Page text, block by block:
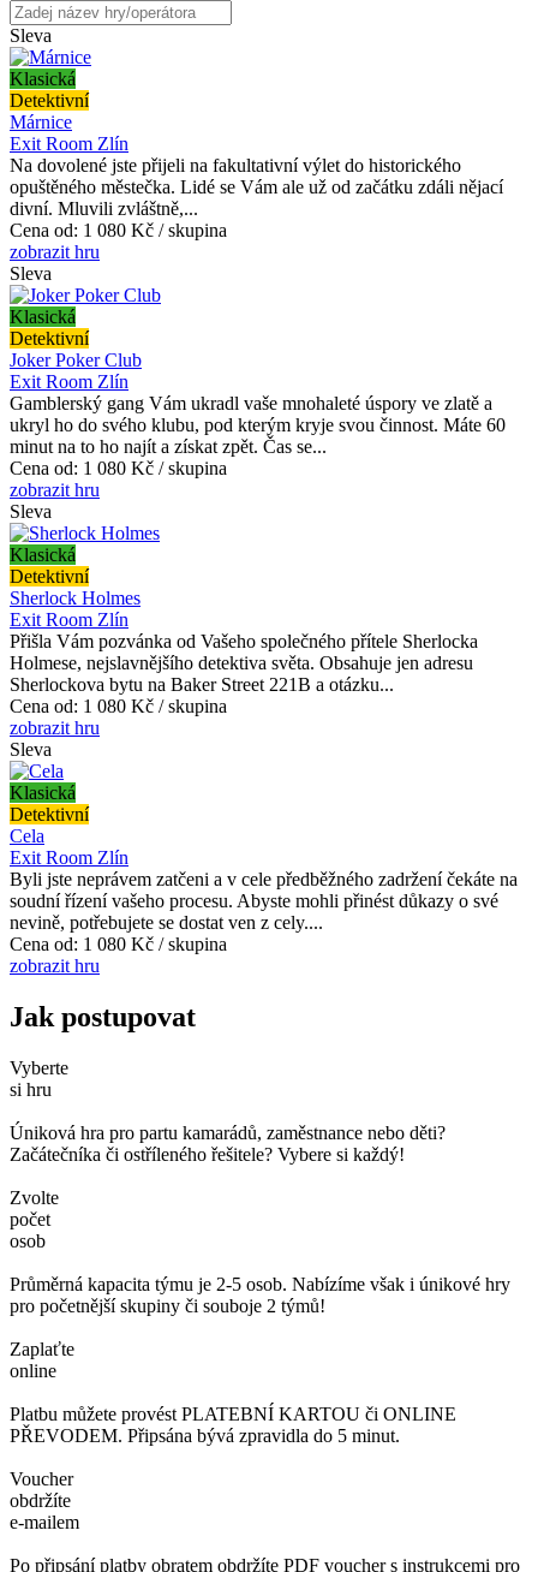
Sleva
Klasická
Detektivní
Márnice
Exit Room Zlín
Na dovolené jste přijeli na fakultativní výlet do historického
opuštěného městečka. Lidé se Vám ale už od začátku zdáli nějací
divní. Mluvili zvláštně,...
Cena od: 1 080 Kč / skupina
zobrazit hru
Sleva
Klasická
Detektivní
Joker Poker Club
Exit Room Zlín
Gamblerský gang Vám ukradl vaše mnohaleté úspory ve zlatě a
ukryl ho do svého klubu, pod kterým kryje svou činnost. Máte 60
minut na to ho najít a získat zpět. Čas se...
Cena od: 1 080 Kč / skupina
zobrazit hru
Sleva
Klasická
Detektivní
Sherlock Holmes
Exit Room Zlín
Přišla Vám pozvánka od Vašeho společného přítele Sherlocka
Holmese, nejslavnějšího detektiva světa. Obsahuje jen adresu
Sherlockova bytu na Baker Street 221B a otázku...
Cena od: 1 080 Kč / skupina
zobrazit hru
Sleva
Klasická
Detektivní
Cela
Exit Room Zlín
Byli jste neprávem zatčeni a v cele předběžného zadržení čekáte na
soudní řízení vašeho procesu. Abyste mohli přinést důkazy o své
nevině, potřebujete se dostat ven z cely....
Cena od: 1 080 Kč / skupina
zobrazit hru
Jak postupovat
Vyberte
si hru
Úniková hra pro partu kamarádů, zaměstnance nebo děti?
Začátečníka či ostříleného řešitele? Vybere si každý!
Zvolte
počet
osob
Průměrná kapacita týmu je 2-5 osob. Nabízíme však i únikové hry
pro početnější skupiny či souboje 2 týmů!
Zaplaťte
online
Platbu můžete provést PLATEBNÍ KARTOU či ONLINE
PŘEVODEM. Připsána bývá zpravidla do 5 minut.
Voucher
obdržíte
e-mailem
Po připsání platby obratem obdržíte PDF voucher s instrukcemi pro